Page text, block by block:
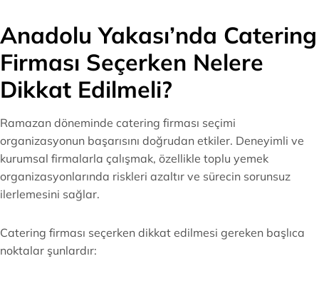
Anadolu Yakası’nda Catering
Firması Seçerken Nelere
Dikkat Edilmeli?
Ramazan döneminde catering firması seçimi
organizasyonun başarısını doğrudan etkiler. Deneyimli ve
kurumsal firmalarla çalışmak, özellikle toplu yemek
organizasyonlarında riskleri azaltır ve sürecin sorunsuz
ilerlemesini sağlar.
Catering firması seçerken dikkat edilmesi gereken başlıca
noktalar şunlardır: